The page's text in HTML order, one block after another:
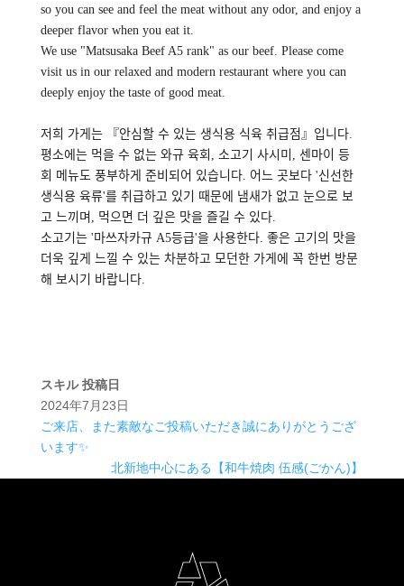
so you can see and feel the meat without any odor, and enjoy a
deeper flavor when you eat it.
We use "Matsusaka Beef A5 rank" as our beef. Please come
visit us in our relaxed and modern restaurant where you can
deeply enjoy the taste of good meat.
저희 가게는 『안심할 수 있는 생식용 식육 취급점』입니다.
평소에는 먹을 수 없는 와규 육회, 소고기 사시미, 센마이 등
회 메뉴도 풍부하게 준비되어 있습니다. 어느 곳보다 '신선한
생식용 육류'를 취급하고 있기 때문에 냄새가 없고 눈으로 보
고 느끼며, 먹으면 더 깊은 맛을 즐길 수 있다.
소고기는 '마쓰자카규 A5등급'을 사용한다. 좋은 고기의 맛을
더욱 깊게 느낄 수 있는 차분하고 모던한 가게에 꼭 한번 방문
해 보시기 바랍니다.
スキル 投稿日
2024年7月23日
ご来店、また素敵なご投稿いただき誠にありがとうござ
います✨️
北新地中心にある【和牛焼肉 伍感(ごかん)】